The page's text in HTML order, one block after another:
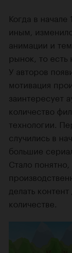
Когда в
иным,
анимации и
рынок, то есть
У авторов
мотивация
заинтересует
количество
технологии.
случились в
большие
Стало
делать
количестве.